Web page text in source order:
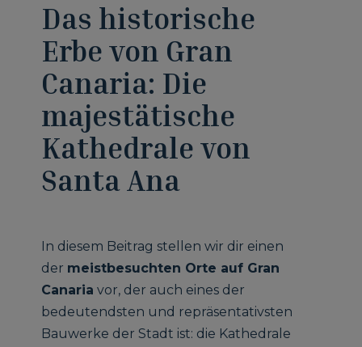
Das historische
Erbe von Gran
Canaria: Die
majestätische
Kathedrale von
Santa Ana
In diesem Beitrag stellen wir dir einen
der meistbesuchten Orte auf Gran
Canaria vor, der auch eines der
bedeutendsten und repräsentativsten
Bauwerke der Stadt ist: die Kathedrale